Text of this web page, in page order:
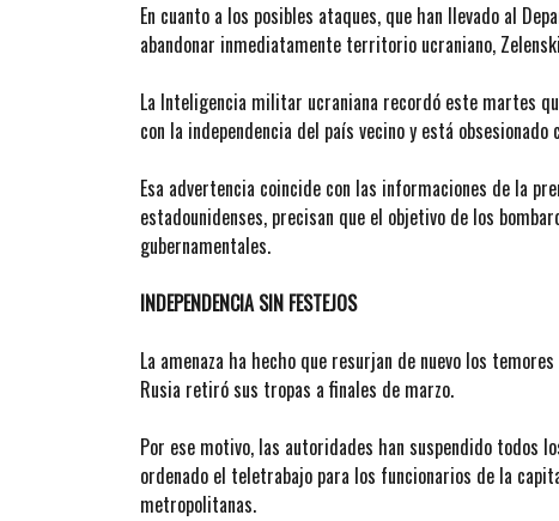
En cuanto a los posibles ataques, que han llevado al
abandonar inmediatamente territorio ucraniano,
La Inteligencia militar ucraniana recordó este martes
con la independencia del país vecino y está
Esa advertencia coincide con las informaciones de la
estadounidenses, precisan que el objetivo de los
gubernamentales.
INDEPENDENCIA SIN FESTEJOS
La amenaza ha hecho que resurjan de nuevo los
Rusia retiró sus tropas a finales de marzo.
Por ese motivo, las autoridades han suspendido todos
ordenado el teletrabajo para los funcionarios de la
metropolitanas.